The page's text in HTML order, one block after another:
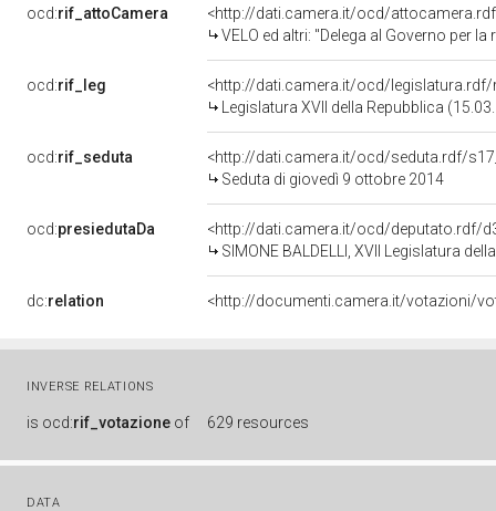
ocd:rif_attoCamera
<http://dati.camera.it/ocd/
VELO ed altri: "Delega al Governo per la
ocd:rif_leg
<http://dati.camera.it/ocd/legislatura.rdf/
Legislatura XVII della Repubblica
ocd:rif_seduta
<http://dati.camera.it/ocd/seduta.rdf/
Seduta di giovedì 9 ottobre 2014
ocd:presiedutaDa
<http://dati.camera.it/ocd/deputato.rdf/
SIMONE BALDELLI, XVII Legislatura
dc:relation
INVERSE RELATIONS
is ocd:rif_votazione of 629 resources
DATA